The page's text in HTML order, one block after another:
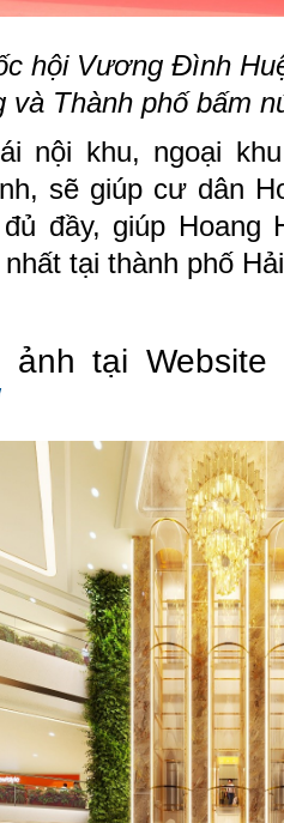
hội Vương Đình
và Thành phố bấm
nội khu, ngoại
sẽ giúp cư dân
đầy, giúp Hoang
tại thành phố
ảnh tại